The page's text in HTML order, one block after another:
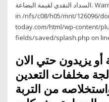
السداد النقدي لقيمة البضاعة. Warning: Illegal string offset 'splash'
in /nfs/c08/h05/mnt/126096/
today.com/html/wp-content/
fields/saved/splash.php on
يزيدون حتي الان
مخلفات التعدين
من التربة